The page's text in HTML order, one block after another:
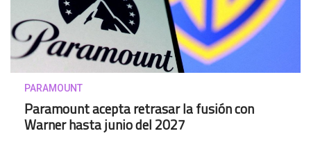
PARAMOUNT
Paramount acepta retrasar la fusión con
Warner hasta junio del 2027